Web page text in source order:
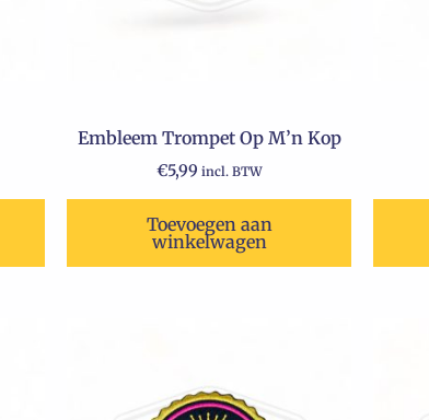
Embleem Trompet Op M’n Kop
€5,99 incl. BTW
Toevoegen aan
winkelwagen